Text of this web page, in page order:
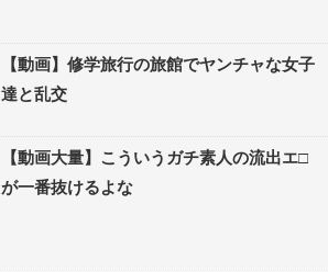
【動画】修学旅行の旅館でヤンチャな女子
達と乱交
【動画大量】こういうガチ素人の流出エ□
が一番抜けるよな